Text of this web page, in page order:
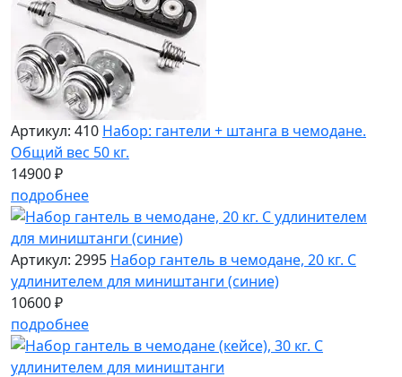
Артикул: 410 Набор: гантели + штанга в чемодане.
Общий вес 50 кг.
14900 ₽
подробнее
Артикул: 2995 Набор гантель в чемодане, 20 кг. С
удлинителем для миништанги (синие)
10600 ₽
подробнее